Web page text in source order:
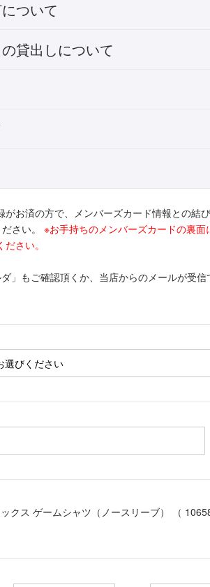
ついて
貸出しについて
お済の方で、メンバーズカード情報との結
さい。 ※お手持ちのメンバーズカードの裏
さい。
」もご確認頂くか、当店からのメールが受信
クス ゲームシャツ（ノースリーブ） （